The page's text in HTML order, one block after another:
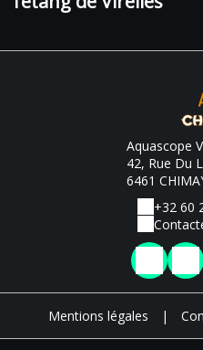
Aquascope
42, Rue Du
6461
+32 60
Mentions légales |